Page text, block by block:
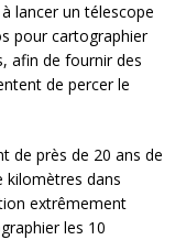
lancer un télescope
pour cartographier
afin de fournir des
de percer le
de près de 20 ans de
kilomètres dans
extrêmement
les 10